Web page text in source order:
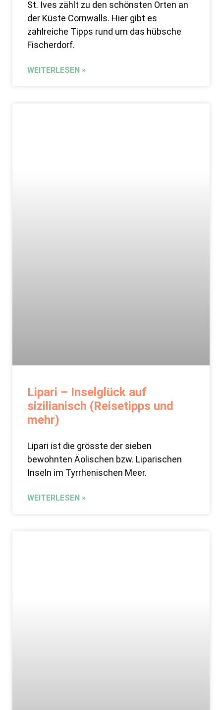
St. Ives zählt zu den schönsten Orten an
der Küste Cornwalls. Hier gibt es
zahlreiche Tipps rund um das hübsche
Fischerdorf.
WEITERLESEN »
Lipari – Inselglück auf
sizilianisch (Reisetipps und
mehr)
Lipari ist die grösste der sieben
bewohnten Äolischen bzw. Liparischen
Inseln im Tyrrhenischen Meer.
WEITERLESEN »